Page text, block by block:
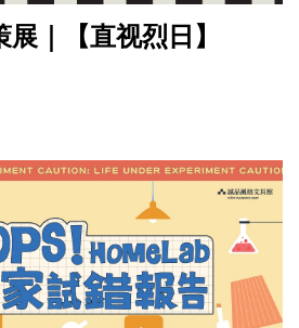
｜【直视烈日】